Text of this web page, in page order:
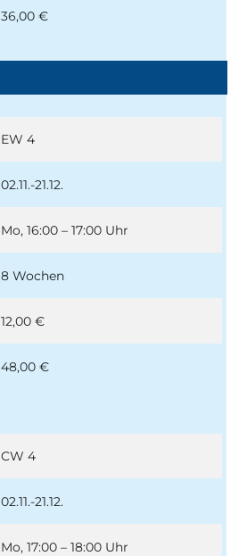
36,00 €
EW 4
02.11.-21.12.
Mo, 16:00 – 17:00 Uhr
8 Wochen
12,00 €
48,00 €
CW 4
02.11.-21.12.
Mo, 17:00 – 18:00 Uhr